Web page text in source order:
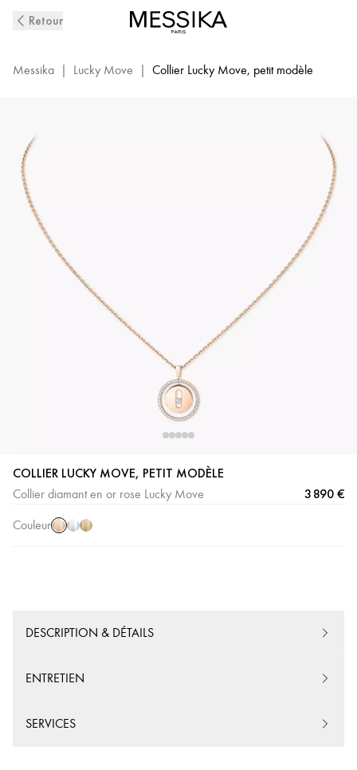
Diamant
Or
Messika
07396-
Retour
Messika | Lucky Move | Collier Lucky Move, petit modèle
COLLIER LUCKY MOVE, PETIT MODÈLE
Collier diamant en or rose Lucky Move 3 890 €
Couleur
Or
Rose
Or
DESCRIPTION & DÉTAILS
ENTRETIEN
SERVICES